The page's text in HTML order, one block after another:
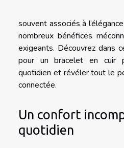
souvent associés à
nombreux bénéfices
exigeants. Découvrez dans
pour un bracelet en cuir
quotidien et révéler tout le
connectée.
Un confort
quotidien